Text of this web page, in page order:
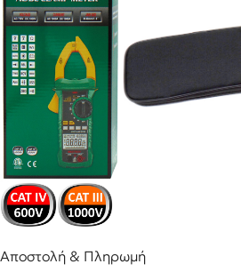
Αποστολή & Πληρωμή